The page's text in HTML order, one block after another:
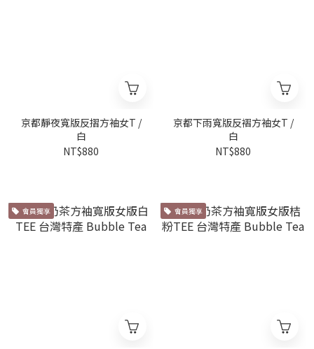
京都靜夜寬版反摺方袖女T /
白
NT$880
京都下雨寬版反褶方袖女T /
白
NT$880
會員獨享 會員獨享